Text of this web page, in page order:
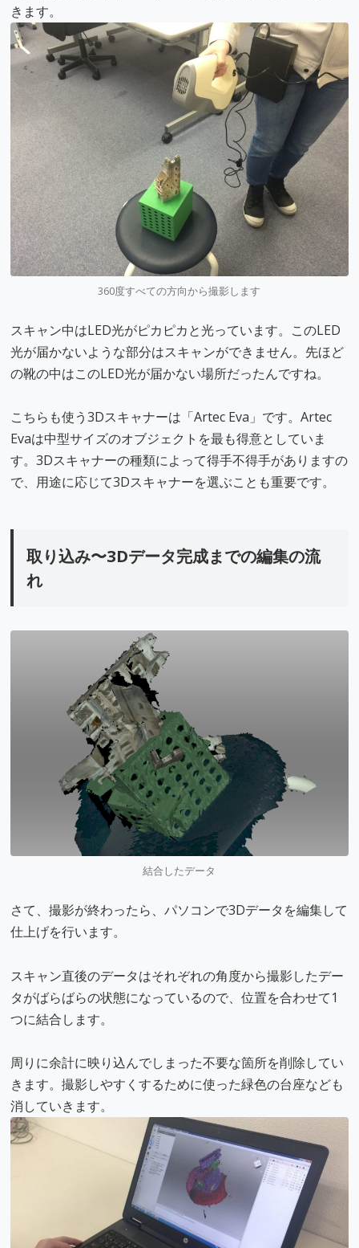
きます。
360度すべての方向から撮影します
スキャン中はLED光がピカピカと光っています。このLED
光が届かないような部分はスキャンができません。先ほど
の靴の中はこのLED光が届かない場所だったんですね。
こちらも使う3Dスキャナーは「Artec Eva」です。Artec
Evaは中型サイズのオブジェクトを最も得意としていま
す。3Dスキャナーの種類によって得手不得手がありますの
で、用途に応じて3Dスキャナーを選ぶことも重要です。
取り込み〜3Dデータ完成までの編集の流
れ
結合したデータ
さて、撮影が終わったら、パソコンで3Dデータを編集して
仕上げを行います。
スキャン直後のデータはそれぞれの角度から撮影したデー
タがばらばらの状態になっているので、位置を合わせて1
つに結合します。
周りに余計に映り込んでしまった不要な箇所を削除してい
きます。撮影しやすくするために使った緑色の台座なども
消していきます。